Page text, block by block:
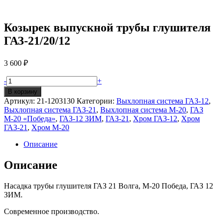
Козырек выпускной трубы глушителя
ГАЗ-21/20/12
3 600 ₽
Количество
Козырек
выпускной
трубы
глушителя
ГАЗ-21/20/12
- +
В корзину
Артикул: 21-1203130 Категории: Выхлопная система ГАЗ-12,
Выхлопная система ГАЗ-21 , Выхлопная система М-20, ГАЗ
М-20 «Победа», ГАЗ-12 ЗИМ, ГАЗ-21 , Хром ГАЗ-12, Хром
ГАЗ-21 , Хром М-20
Описание
Описание
Насадка трубы глушителя ГАЗ 21 Волга, М-20 Победа, ГАЗ 12
ЗИМ.
Современное производство.